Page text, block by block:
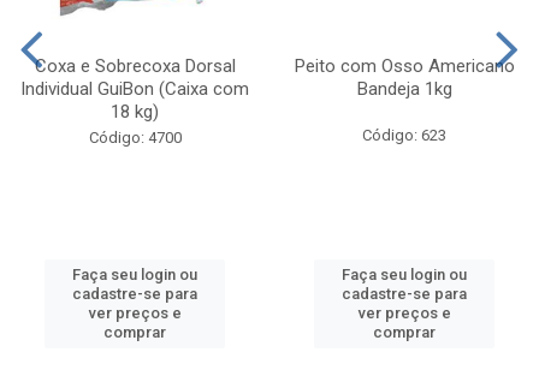
Coxa e Sobrecoxa Dorsal
Individual GuiBon (Caixa com
18 kg)
Código: 4700
Faça seu login ou
cadastre-se para
ver preços e
comprar
Peito com Osso Americano
Bandeja 1kg
Código: 623
Faça seu login ou
cadastre-se para
ver preços e
comprar